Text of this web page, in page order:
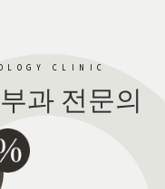
CLINIC
과 전문의